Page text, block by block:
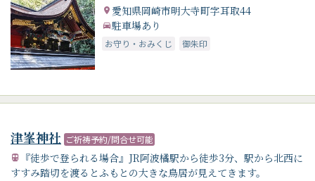
愛知県岡崎市明大寺町字耳取44
駐車場あり
お守り・おみくじ 御朱印
津峯神社 ご祈祷予約/問合せ可能
『徒歩で登られる場合』JR阿波橘駅から徒歩3分、駅から北西に
すすみ踏切を渡るとふもとの大きな鳥居が見えてきます。